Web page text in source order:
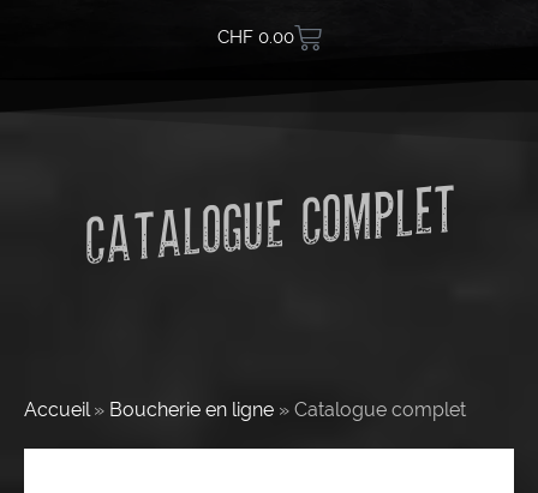
CHF0.00
CATALOGUE COMPLET
Accueil » Boucherie en ligne » Catalogue complet